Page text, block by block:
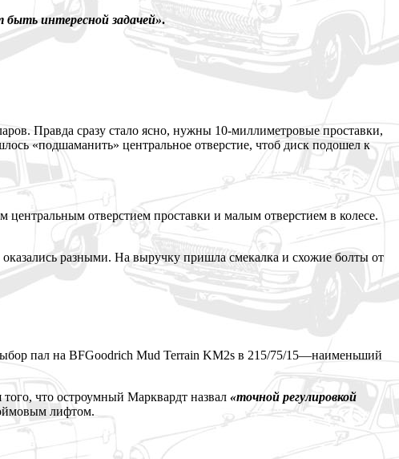
интересной задачей».
Правда сразу стало ясно, нужны 10-миллиметровые проставки,
«подшаманить» центральное отверстие, чтоб диск подошел к
отверстием проставки и малым отверстием в колесе.
разными. На выручку пришла смекалка и схожие болты от
пал на BFGoodrich Mud Terrain KM2s в 215/75/15—наименьший
что остроумный Марквардт назвал «точной регулировкой
лифтом.